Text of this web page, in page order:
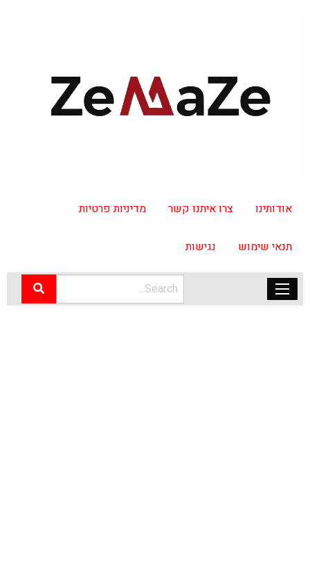
אודותינו צרו איתנו קשר מדיניות פרטיות
תנאי שימוש נגישות